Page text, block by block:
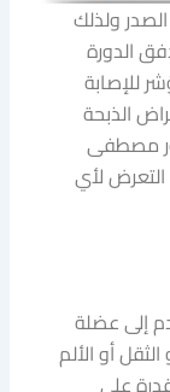
ولذلك
الدورة
للإصابة
الذبحة
مصطفى
التعرض لأي
إلى عضلة
أو الألم